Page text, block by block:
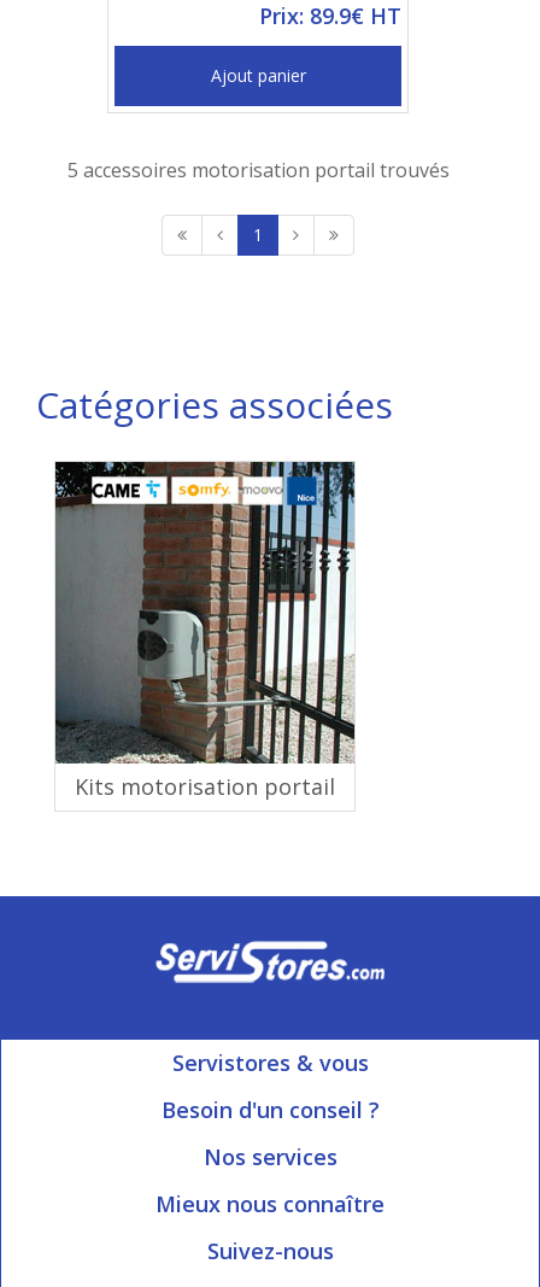
Prix: 89.9€ HT
Ajout panier
5 accessoires motorisation portail trouvés
1
Catégories associées
Kits motorisation portail
Servistores & vous
Mon compte
Besoin d'un conseil ?
Ouvert du Lundi au Vendredi
Nos services
Informations livraison
Blog Servistores
Mieux nous connaître
Qui sommes-nous?
Suivez-nous